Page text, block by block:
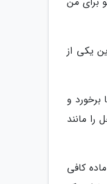
یکی از
برخورد و
را مانند
کافی